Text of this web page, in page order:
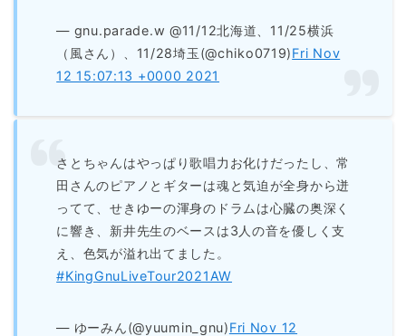
— gnu.parade.w @11/12北海道、11/25横浜
（風さん）、11/28埼玉(@chiko0719)Fri Nov
12 15:07:13 +0000 2021
さとちゃんはやっぱり歌唱力お化けだったし、常
田さんのピアノとギターは魂と気迫が全身から迸
ってて、せきゆーの渾身のドラムは心臓の奥深く
に響き、新井先生のベースは3人の音を優しく支
え、色気が溢れ出てました。
#KingGnuLiveTour2021AW
— ゆーみん(@yuumin_gnu)Fri Nov 12